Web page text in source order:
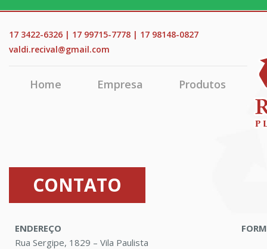
17 3422-6326 | 17 99715-7778 | 17 98148-0827
valdi.recival@gmail.com
Home Empresa Produtos
CONTATO
ENDEREÇO
Rua Sergipe, 1829 – Vila Paulista